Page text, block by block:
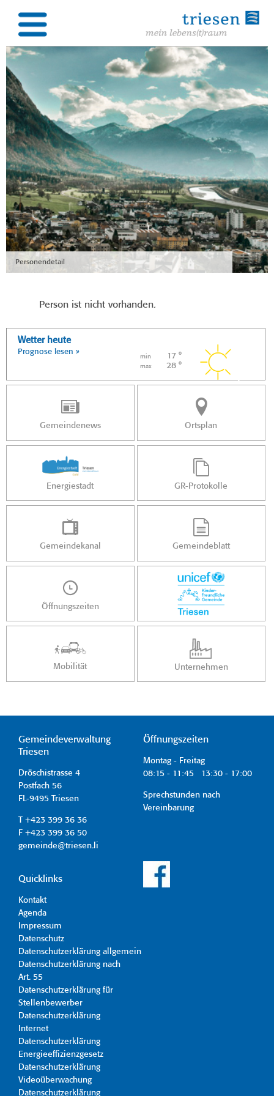
Personendetail
Person ist nicht vorhanden.
Wetter heute
Prognose lesen »
min 17 °
max 28 °
Gemeindenews Ortsplan
Energiestadt GR-Protokolle
Gemeindekanal Gemeindeblatt
Öffnungszeiten
Mobilität Unternehmen
Gemeindeverwaltung
Triesen
Dröschistrasse 4
Postfach 56
FL-9495 Triesen
T +423 399 36 36
F +423 399 36 50
gemeinde@triesen.li
Öffnungszeiten
Montag - Freitag
08:15 - 11:45 13:30 - 17:00
Sprechstunden nach
Vereinbarung
Quicklinks
Kontakt
Agenda
Impressum
Datenschutz
Datenschutzerklärung allgemein
Datenschutzerklärung nach
Art. 55
Datenschutzerklärung für
Stellenbewerber
Datenschutzerklärung
Internet
Datenschutzerklärung
Energieeffizienzgesetz
Datenschutzerklärung
Videoüberwachung
Datenschutzerklärung